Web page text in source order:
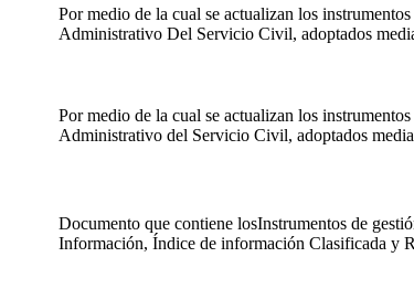
Por medio de la cual se actualizan los
Administrativo Del Servicio Civil, adoptados
Por medio de la cual se actualizan los
Administrativo del Servicio Civil, adoptados
Documento que contiene losInstrumentos de
Información, Índice de información Clasificada y